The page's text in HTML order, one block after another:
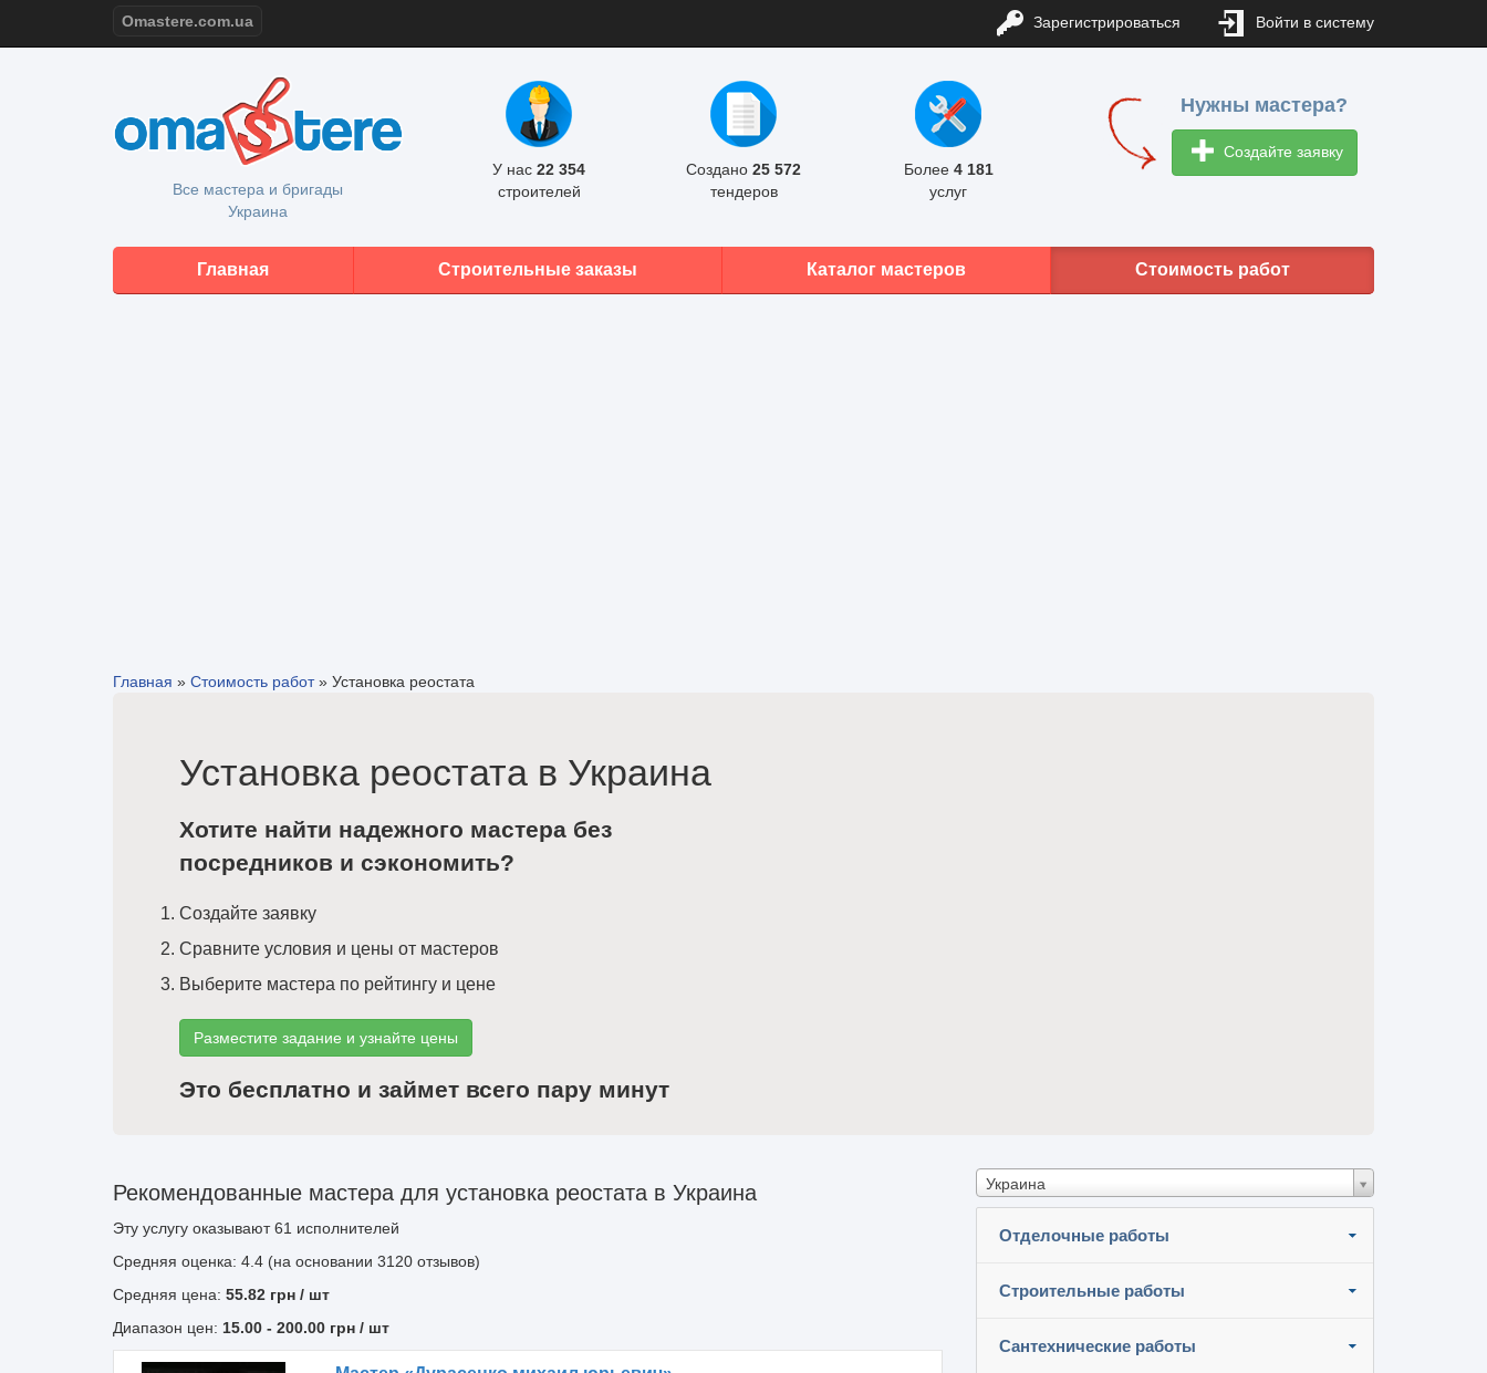
Omastere.com.ua Зарегистрироваться Войти в систему
Все мастера и бригады
Украина
У нас 22 354
строителей
Создано 25 572
тендеров
Более 4 181
услуг
Нужны мастера?
Создайте заявку
Главная Строительные заказы Каталог мастеров Стоимость работ
Главная » Стоимость работ» Установка реостата
Установка реостата в Украина
Хотите найти надежного мастера без
посредников и сэкономить?
Создайте заявку
Сравните условия и цены от мастеров
Выберите мастера по рейтингу и цене
Разместите задание и узнайте цены
Это бесплатно и займет всего пару минут
Украина
Отделочные работы
Строительные работы
Сантехнические работы
Рекомендованные мастера для установка реостата в Украина
Эту услугу оказывают61 исполнителей
Средняя оценка: 4.4 (на основании 3120 отзывов)
Средняя цена: 55.82 грн / шт
Диапазон цен: 15.00 - 200.00 грн / шт